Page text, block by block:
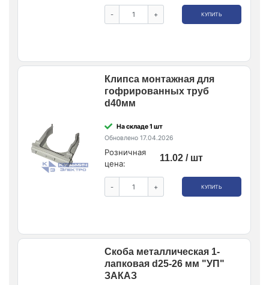
- + КУПИТЬ
Клипса монтажная для
гофрированных труб
d40мм
На складе 1 шт
Обновлено 17.04.2026
Розничная
цена:
11.02 / шт
- + КУПИТЬ
Скоба металлическая 1-
лапковая d25-26 мм "УП"
ЗАКАЗ